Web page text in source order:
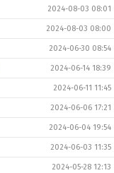
2024-08-03 08:01
2024-08-03 08:00
2024-06-30 08:54
2024-06-14 18:39
2024-06-11 11:45
2024-06-06 17:21
2024-06-04 19:54
2024-06-03 11:35
2024-05-28 12:13